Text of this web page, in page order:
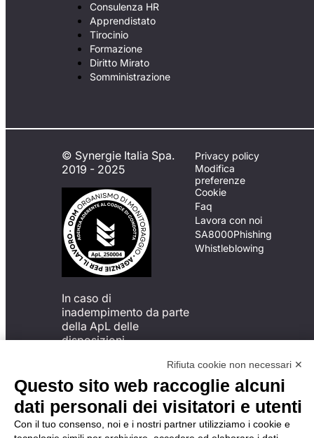
Consulenza HR
Apprendistato
Tirocinio
Formazione
Diritto Mirato
Somministrazione
© Synergie Italia Spa.
2019 - 2025
In caso di
inadempimento da parte
della ApL delle
disposizioni
possibile presentare un
reclamo
all’Organismo di
Monitoraggio utilizzando
una delle modalità
Privacy policy
Modifica
preferenze
Cookie
Faq
Lavora con noi
SA8000Phishing
Whistleblowing
Rifiuta cookie non necessari ✕
Questo sito web raccoglie alcuni
dati personali dei visitatori e utenti
Con il tuo consenso, noi e i nostri partner utilizziamo i cookie e